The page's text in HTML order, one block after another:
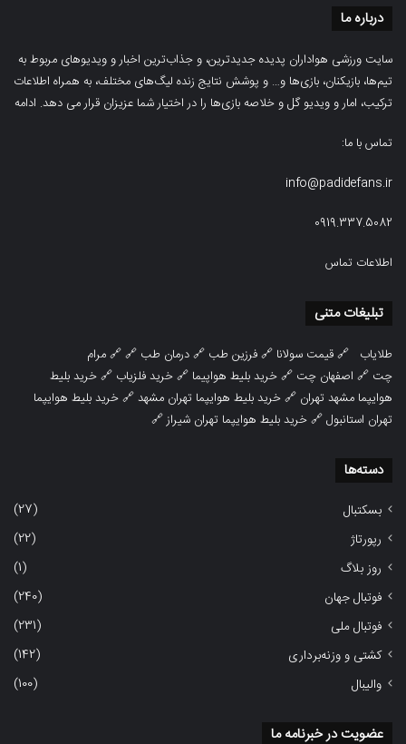
درباره ما
سایت ورزشی هواداران پدیده جدیدترین، و جذاب‌ترین اخبار و ویدیوهای مربوط به
تیم‌ها، بازیکنان، بازی‌ها و… و پوشش نتایج زنده لیگ‌های مختلف، به همراه اطلاعات
ترکیب، امار و ویدیو‌‌ گل‌ و خلاصه بازی‌ها را در اختیار شما عزیزان قرار می دهد. ادامه
تماس با ما:
info@padidefans.ir
0919.337.5082
اطلاعات تماس
تبلیغات متنی
طلایاب 🔗قیمت سولانا 🔗فرزین طب 🔗درمان طب 🔗 🔗مرام
چت 🔗 اصفهان چت 🔗خرید بلیط هواپیما 🔗خرید فلزیاب 🔗خرید بلیط
هوایپما مشهد تهران 🔗خرید بلیط هوایپما تهران مشهد🔗خرید بلیط هوایپما
تهران استانبول🔗خرید بلیط هوایپما تهران شیراز🔗
دسته‌ها
بسکتبال
(27)
رپورتاژ
(22)
روز بلاگ
(1)
فوتبال جهان
(240)
فوتبال ملی
(231)
کشتی و وزنه‌برداری
(142)
والیبال
(100)
عضویت در خبرنامه ما